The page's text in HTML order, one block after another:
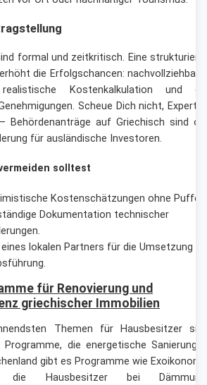
formal und zeitkritisch. Eine
die Erfolgschancen:
realistische Kostenkalkulation und
Scheue Dich nicht,
Behördenanträge auf Griechisch sind
für ausländische Investoren.
solltest
Kostenschätzungen ohne Puffer.
Dokumentation technischer
eines lokalen Partners für die Umsetzung
für Renovierung und
griechischer Immobilien
Themen für Hausbesitzer
die energetische
gibt es Programme wie
die Hausbesitzer bei